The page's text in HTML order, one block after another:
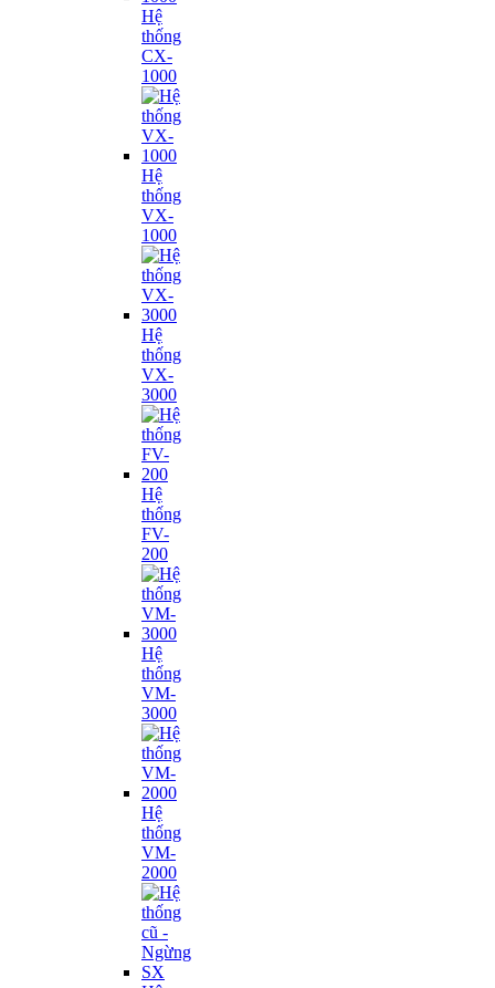
Hệ
thống
CX-
1000
Hệ
thống
VX-
1000
Hệ
thống
VX-
3000
Hệ
thống
FV-
200
Hệ
thống
VM-
3000
Hệ
thống
VM-
2000